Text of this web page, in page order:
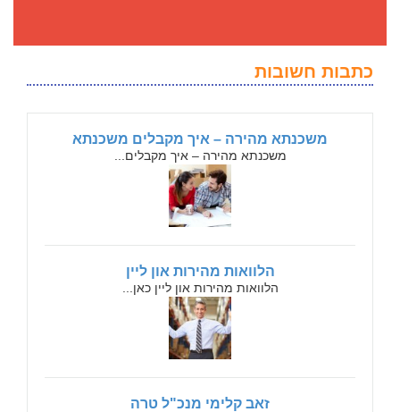
כתבות חשובות
משכנתא מהירה – איך מקבלים משכנתא
משכנתא מהירה – איך מקבלים...
הלוואות מהירות און ליין
הלוואות מהירות און ליין כאן...
זאב קלימי מנכ"ל טרה